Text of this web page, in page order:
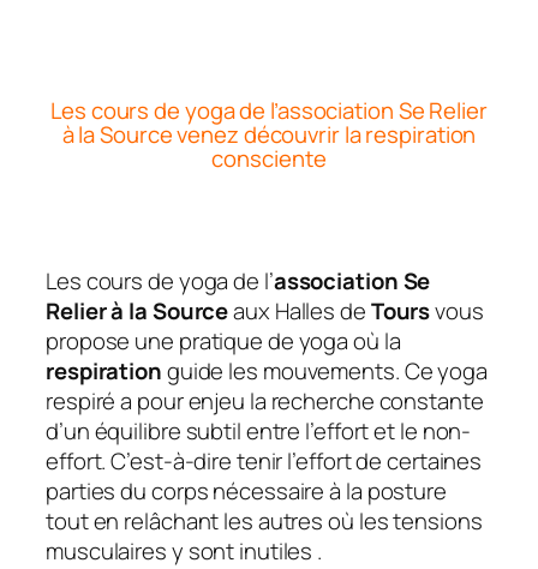
Les cours de yoga de l’association Se Relier
à la Source venez découvrir la respiration
consciente
Les cours de yoga de l’association Se
Relier à la Sourceaux Halles deToursvous
propose une pratique de yoga où la
respirationguide les mouvements. Ce yoga
respiré a pour enjeu la recherche constante
d’un équilibre subtil entre l’effort et le non-
effort. C’est-à-dire tenir l’effort de certaines
parties du corps nécessaire à la posture
tout en relâchant les autres où les tensions
musculaires y sont inutiles .